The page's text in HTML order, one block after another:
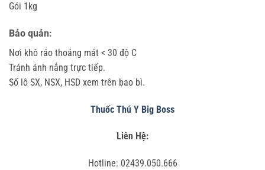
Gói 1kg
Bảo quản:
Nơi khô ráo thoáng mát < 30 độ C
Tránh ánh nắng trực tiếp.
Số lô SX, NSX, HSD xem trên bao bì.
Thuốc Thú Y Big Boss
Liên Hệ:
Hotline: 02439.050.666